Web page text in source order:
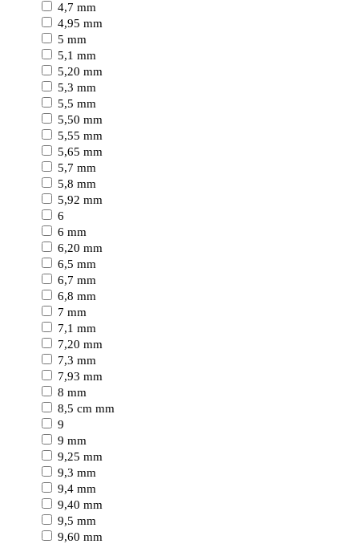
4,7 mm
4,95 mm
5 mm
5,1 mm
5,20 mm
5,3 mm
5,5 mm
5,50 mm
5,55 mm
5,65 mm
5,7 mm
5,8 mm
5,92 mm
6
6 mm
6,20 mm
6,5 mm
6,7 mm
6,8 mm
7 mm
7,1 mm
7,20 mm
7,3 mm
7,93 mm
8 mm
8,5 cm mm
9
9 mm
9,25 mm
9,3 mm
9,4 mm
9,40 mm
9,5 mm
9,60 mm